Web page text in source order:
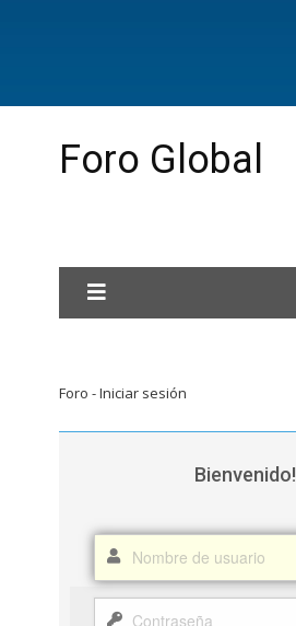
Foro Global
Foro - Iniciar sesión
Bienvenido!